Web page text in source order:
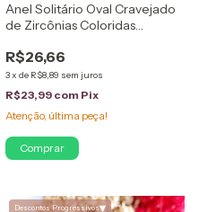
Anel Solitário Oval Cravejado
de Zircônias Coloridas
R$26,66
3x de R$8,89 sem juros
R$23,99 com Pix
Atenção, última peça!
Comprar
Descontos Progressivos▾